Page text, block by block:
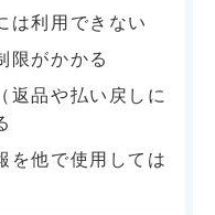
は利用できない
限がかかる
返品や払い戻しに
を他で使用しては